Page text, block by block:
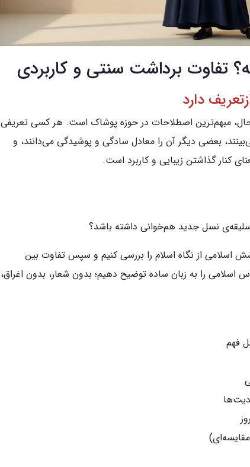
تفاوت برداشت سنتی و کاربردی
دارد
حال، مبهم‌ترین اصطلاحات در حوزه پوشاک است. هر کسی تعریفی
بعضی دیگر آن را معادل سادگی و پوشیدگی می‌دانند، و
کنار گذاشتن زیبایی و کاربرد است.
سلیقه‌ی نسل جدید هم‌خوانی داشته باشد؟
اسلامی از نگاه اسلام را بررسی کنیم و سپس تفاوت بین
اسلامی را به زبان ساده توضیح دهیم؛ بدون شعار، بدون اغراق،
فهم